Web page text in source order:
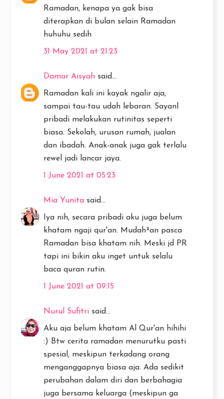
Ramadan, kenapa ya gak bisa
diterapkan di bulan selain Ramadan
huhuhu sedih
31 May 2021 at 21:23
Damar Aisyah said...
Ramadan kali ini kayak ngalir aja,
sampai tau-tau udah lebaran. Sayanl
pribadi melakukan rutinitas seperti
biasa. Sekolah, urusan rumah, jualan
dan ibadah. Anak-anak juga gak terlalu
rewel jadi lancar jaya.
1 June 2021 at 05:23
Mia Yunita said...
Iya nih, secara pribadi aku juga belum
khatam ngaji qur'an. Mudah²an pasca
Ramadan bisa khatam nih. Meski jd PR
tapi ini bikin aku inget untuk selalu
baca quran rutin.
1 June 2021 at 09:15
Nurul Sufitri said...
Aku aja belum khatam Al Qur'an hihihi
:) Btw cerita ramadan menurutku pasti
spesial, meskipun terkadang orang
menganggapnya biasa aja. Ada sedikit
perubahan dalam diri dan berbahagia
juga bersama keluarga (meskipun ga